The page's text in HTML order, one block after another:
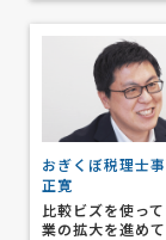
おぎくぼ税理士
正寛
比較ビズを使っ
業の拡大を進め